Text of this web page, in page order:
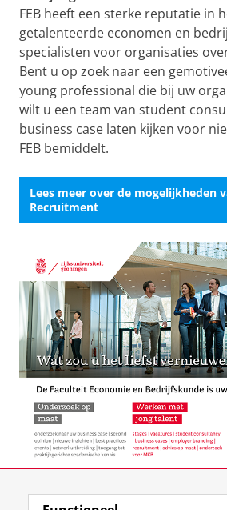
FEB heeft een sterke reputatie in
getalenteerde economen en
specialisten voor organisaties
Bent u op zoek naar een
young professional die bij uw
wilt u een team van student
business case laten kijken voor
FEB bemiddelt.
Lees meer over de mogelijkheden
Recruitment